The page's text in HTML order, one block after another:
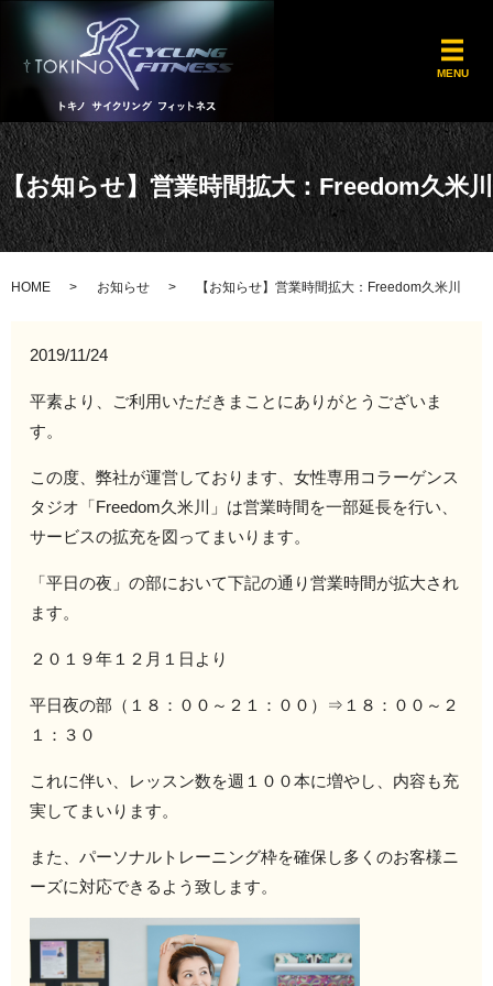
MENU
【お知らせ】営業時間拡大：Freedom久米川
HOME お知らせ 【お知らせ】営業時間拡大：Freedom久米川
2019/11/24
平素より、ご利用いただきまことにありがとうございま
す。
この度、弊社が運営しております、女性専用コラーゲンス
タジオ「Freedom久米川」は営業時間を一部延長を行い、
サービスの拡充を図ってまいります。
「平日の夜」の部において下記の通り営業時間が拡大され
ます。
２０１９年１２月１日より
平日夜の部（１８：００～２１：００）⇒１８：００～２
１：３０
これに伴い、レッスン数を週１００本に増やし、内容も充
実してまいります。
また、パーソナルトレーニング枠を確保し多くのお客様ニ
ーズに対応できるよう致します。